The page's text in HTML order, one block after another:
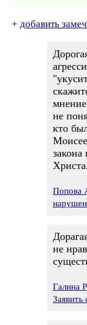
+ добавить
не
кто
закона
Попова
не
Галина